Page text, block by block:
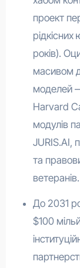
проект
років).
масивом
моделей
Harvard
модулів
JURIS.AI,
та
ветеранів.
До 2031
$100